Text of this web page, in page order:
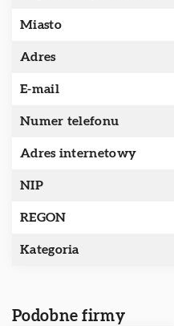
Miasto
Adres
E-mail
Numer telefonu
Adres internetowy
NIP
REGON
Kategoria
Podobne firmy